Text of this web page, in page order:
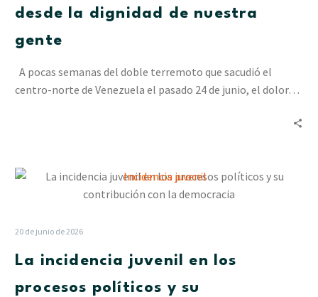
dignidad
gente
desde la dignidad de nuestra
gente
A pocas semanas del doble terremoto que sacudió el
centro-norte de Venezuela el pasado 24 de junio, el dolor…
La
incidencia
procesos
políticos
20 de junio de 2026
La incidencia juvenil en los
procesos políticos y su